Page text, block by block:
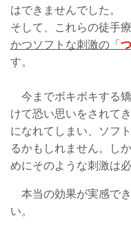
はできませんでした。
そして、これらの徒手
かつソフトな刺激の「
す。
今までボキボキする
けて恐い思いをされて
になれてしまい、ソフ
るかもしれません。し
めにそのような刺激は
本当の効果が実感で
い。